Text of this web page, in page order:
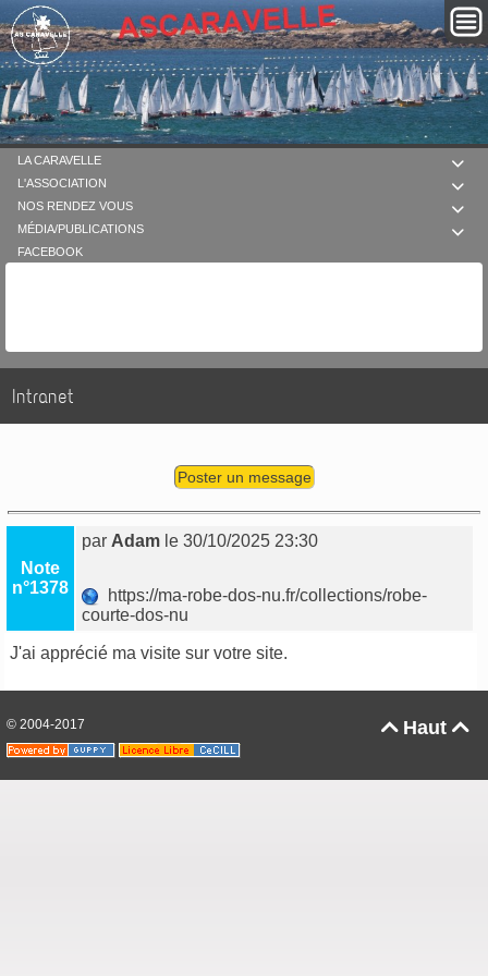

LA CARAVELLE

L'ASSOCIATION

NOS RENDEZ VOUS

MÉDIA/PUBLICATIONS
FACEBOOK
Intranet
Poster un message
Note
n°1378
par Adam le 30/10/2025 23:30
https://ma-robe-dos-nu.fr/collections/robe-
courte-dos-nu
J'ai apprécié ma visite sur votre site.
Haut 
© 2004-2017